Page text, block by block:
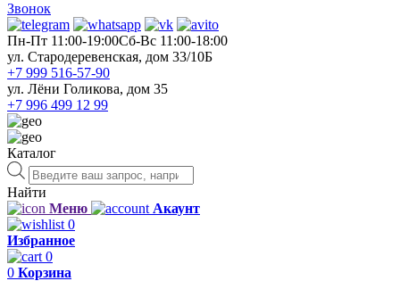
Звонок
Пн-Пт 11:00-19:00Cб-Вс 11:00-18:00
ул. Стародеревенская, дом 33/10Б
+7 999 516-57-90
ул. Лёни Голикова, дом 35
+7 996 499 12 99
Каталог
Поиск
товаров
Найти
Меню
Акаунт
0
Избранное
0
0 Корзина